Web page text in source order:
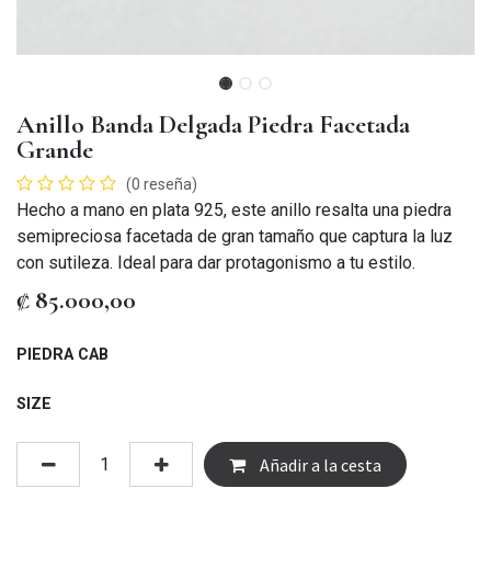
Anillo Banda Delgada Piedra Facetada
Grande
(0 reseña)
Hecho a mano en plata 925, este anillo resalta una piedra
semipreciosa facetada de gran tamaño que captura la luz
con sutileza. Ideal para dar protagonismo a tu estilo.
₡ 85.000,00
PIEDRA CAB
SIZE
Añadir a la cesta